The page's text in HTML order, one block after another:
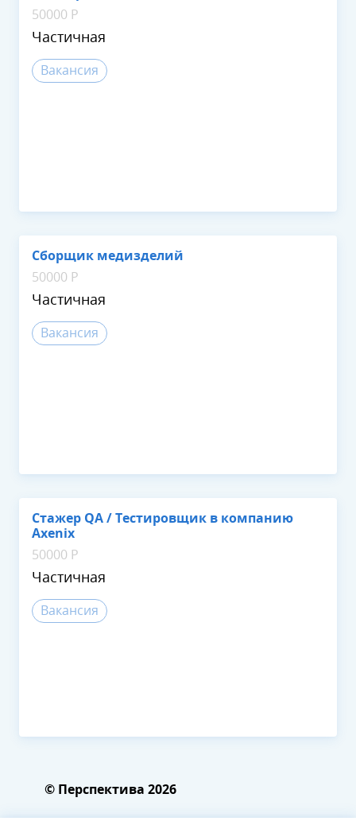
50000 Р
Частичная
Вакансия
Сборщик медизделий
50000 Р
Частичная
Вакансия
Стажер QA / Тестировщик в компанию
Axenix
50000 Р
Частичная
Вакансия
© Перспектива 2026